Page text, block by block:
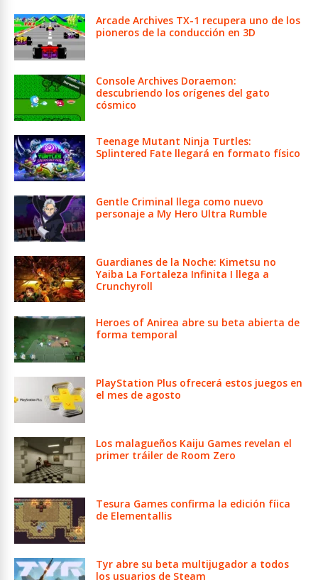
Arcade Archives TX-1 recupera uno de los
pioneros de la conducción en 3D
Console Archives Doraemon:
descubriendo los orígenes del gato
cósmico
Teenage Mutant Ninja Turtles:
Splintered Fate llegará en formato físico
Gentle Criminal llega como nuevo
personaje a My Hero Ultra Rumble
Guardianes de la Noche: Kimetsu no
Yaiba La Fortaleza Infinita I llega a
Crunchyroll
Heroes of Anirea abre su beta abierta de
forma temporal
PlayStation Plus ofrecerá estos juegos en
el mes de agosto
Los malagueños Kaiju Games revelan el
primer tráiler de Room Zero
Tesura Games confirma la edición fíica
de Elementallis
Tyr abre su beta multijugador a todos
los usuarios de Steam